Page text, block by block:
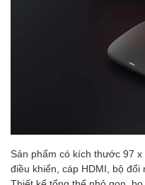
Sản phẩm có kích thước 97
điều khiển, cáp HDMI, bộ đổi